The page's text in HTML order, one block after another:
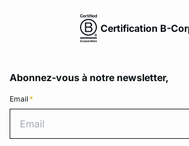
Certification B-
Abonnez-vous à notre newsletter,
Email *